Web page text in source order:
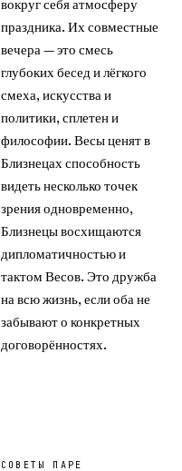
вокруг себя атмосферу
праздника. Их совместные
вечера — это смесь
глубоких бесед и лёгкого
смеха, искусства и
политики, сплетен и
философии. Весы ценят в
Близнецах способность
видеть несколько точек
зрения одновременно,
Близнецы восхищаются
дипломатичностью и
тактом Весов. Это дружба
на всю жизнь, если оба не
забывают о конкретных
договорённостях.
СОВЕТЫ ПАРЕ